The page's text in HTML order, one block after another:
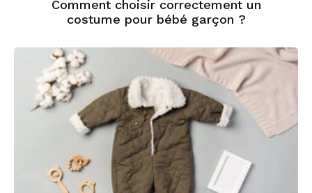
Comment choisir correctement un
costume pour bébé garçon ?